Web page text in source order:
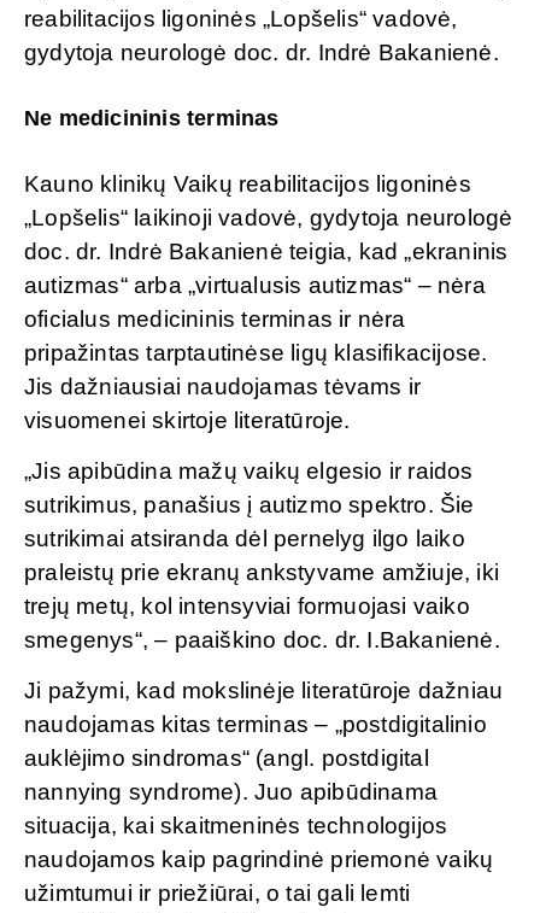
reabilitacijos ligoninės „Lopšelis“ vadovė,
gydytoja neurologė doc. dr. Indrė Bakanienė.
Ne medicininis terminas
Kauno klinikų Vaikų reabilitacijos ligoninės
„Lopšelis“ laikinoji vadovė, gydytoja neurologė
doc. dr. Indrė Bakanienė teigia, kad „ekraninis
autizmas“ arba „virtualusis autizmas“ – nėra
oficialus medicininis terminas ir nėra
pripažintas tarptautinėse ligų klasifikacijose.
Jis dažniausiai naudojamas tėvams ir
visuomenei skirtoje literatūroje.
„Jis apibūdina mažų vaikų elgesio ir raidos
sutrikimus, panašius į autizmo spektro. Šie
sutrikimai atsiranda dėl pernelyg ilgo laiko
praleistų prie ekranų ankstyvame amžiuje, iki
trejų metų, kol intensyviai formuojasi vaiko
smegenys“, – paaiškino doc. dr. I.Bakanienė.
Ji pažymi, kad mokslinėje literatūroje dažniau
naudojamas kitas terminas – „postdigitalinio
auklėjimo sindromas“ (angl. postdigital
nannying syndrome). Juo apibūdinama
situacija, kai skaitmeninės technologijos
naudojamos kaip pagrindinė priemonė vaikų
užimtumui ir priežiūrai, o tai gali lemti